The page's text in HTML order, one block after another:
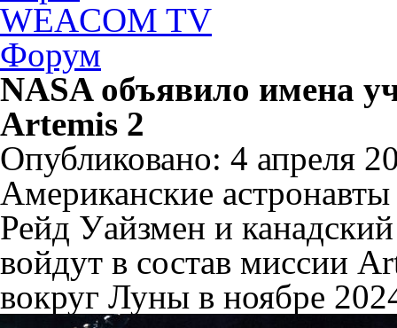
WEACOM TV
Форум
NASA объявило имена
Artemis 2
Опубликовано: 4 апреля
Американские
Рейд Уайзмен и
войдут в состав миссии
вокруг Луны в ноябре